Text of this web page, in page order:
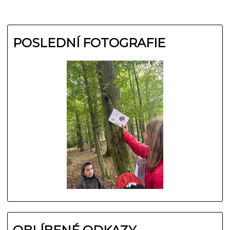
POSLEDNÍ FOTOGRAFIE